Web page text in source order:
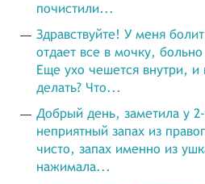
почистили...
Здравствуйте! У меня
отдает все в мочку,
Еще ухо чешется внутри, и
делать? Что...
Добрый день, заметила у
неприятный запах из
чисто, запах именно из
нажимала...